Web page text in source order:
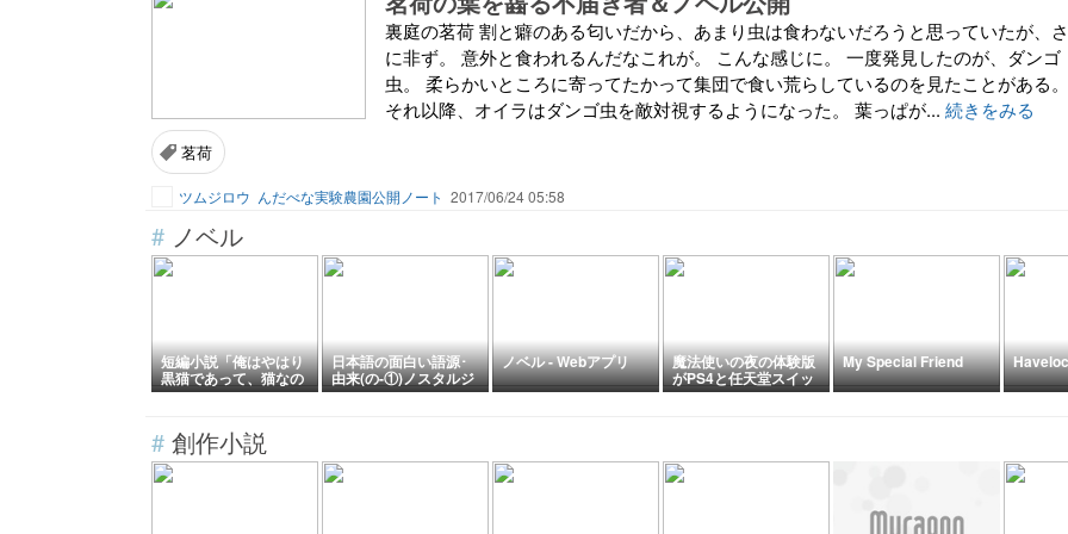
裏庭の茗荷 割と癖のある匂いだから、あまり虫は食わないだろうと思っていたが、さ
に非ず。 意外と食われるんだなこれが。 こんな感じに。 一度発見したのが、ダンゴ
虫。 柔らかいところに寄ってたかって集団で食い荒らしているのを見たことがある。
それ以降、オイラはダンゴ虫を敵対視するようになった。 葉っぱが... 続きをみる
茗荷
ツムジロウ んだべな実験農園公開ノート 2017/06/24 05:58
# ノベル
短編小説「俺はやはり
黒猫であって、猫なの
である。」配信開始し
日本語の面白い語源･
由来(の-①)ノスタルジ
ー･凌霄花･ノルディッ
ノベル - Webアプリ 魔法使いの夜の体験版
がPS4と任天堂スイッ
チで配信中
My Special Friend
# 創作小説